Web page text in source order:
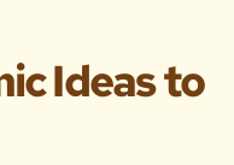
Ideas to